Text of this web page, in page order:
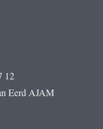
12
Eerd AJAM